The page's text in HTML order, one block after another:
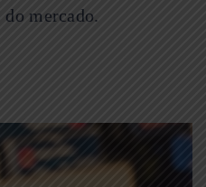
do mercado.